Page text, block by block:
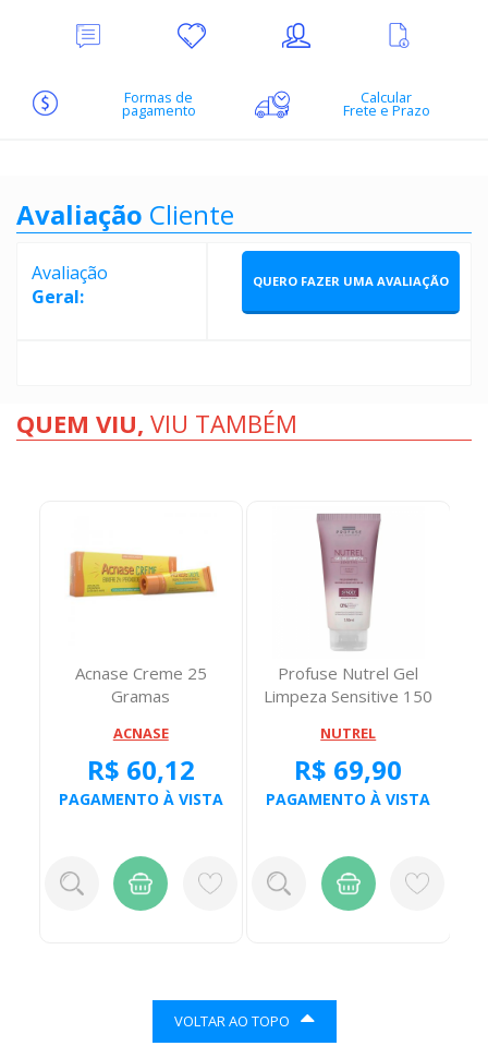
Comentário
Indique
informações
Formas de
pagamento
Calcular
Frete e Prazo
Avaliação Cliente
Avaliação
Geral:
QUERO FAZER UMA AVALIAÇÃO
QUEM VIU, VIU TAMBÉM
Acnase Creme 25
Gramas
ACNASE
R$ 60,12
PAGAMENTO À VISTA
Profuse Nutrel Gel
Limpeza Sensitive 150
NUTREL
R$ 69,90
PAGAMENTO À VISTA
VOLTAR AO TOPO